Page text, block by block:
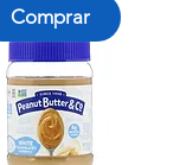
Comprar